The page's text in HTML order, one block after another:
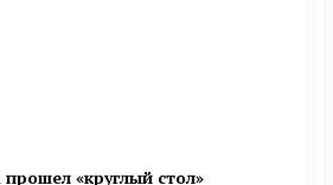
«круглый стол»